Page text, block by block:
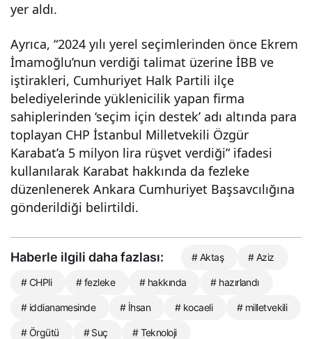
yer aldı.
Ayrıca, “2024 yılı yerel seçimlerinden önce Ekrem
İmamoğlu’nun verdiği talimat üzerine İBB ve
iştirakleri, Cumhuriyet Halk Partili ilçe
belediyelerinde yüklenicilik yapan firma
sahiplerinden ‘seçim için destek’ adı altında para
toplayan CHP İstanbul Milletvekili Özgür
Karabat’a 5 milyon lira rüşvet verdiği” ifadesi
kullanılarak Karabat hakkında da fezleke
düzenlenerek Ankara Cumhuriyet Başsavcılığına
gönderildiği belirtildi.
Haberle ilgili daha fazlası: # Aktaş # Aziz
# CHPli # fezleke # hakkında # hazırlandı
# iddianamesinde # İhsan # kocaeli # milletvekili
# Örgütü # Suç # Teknoloji